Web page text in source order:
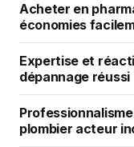
Acheter en
économies
Expertise et
dépannage réussi
plombier acteur